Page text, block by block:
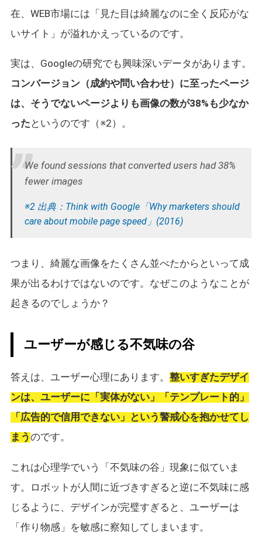
在、WEB市場には「見た目は綺麗なのに全く反応がな
いサイト」が溢れかえっているのです。
実は、Googleの研究でも興味深いデータがあります。
コンバージョン（成約や問い合わせ）に至ったページ
は、そうでないページよりも画像の数が38%も少なか
った というのです（※2）。
We found sessions that converted users had 38%
fewer images
※2 出典：Think with Google「Why marketers should
care about mobile page speed」(2016)
つまり、綺麗な画像をたくさん並べたからといって成
果が出るわけではないのです。なぜこのようなことが
起きるのでしょうか？
ユーザーが感じる不気味の谷
答えは、ユーザー心理にあります。 整いすぎたデザイ
ンは、ユーザーに「実体がない」「テンプレート的」
「広告的で信用できない」という警戒心を抱かせてし
まうのです。
これは心理学でいう「不気味の谷」現象に似ていま
す。ロボットが人間に近づきすぎると逆に不気味に感
じるように、デザインが完璧すぎると、ユーザーは
「作り物感」を敏感に察知してしまいます。